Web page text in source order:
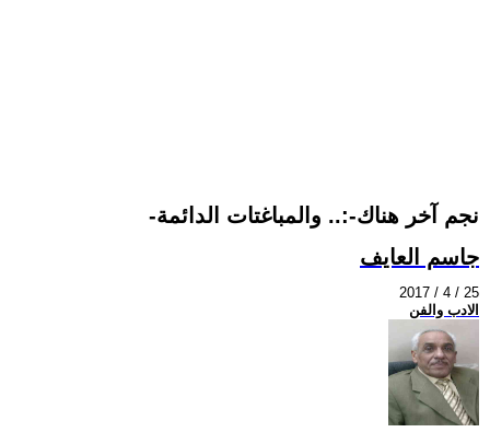
-نجم آخر هناك-:.. والمباغتات الدائمة
جاسم العايف
2017 / 4 / 25
الادب والفن